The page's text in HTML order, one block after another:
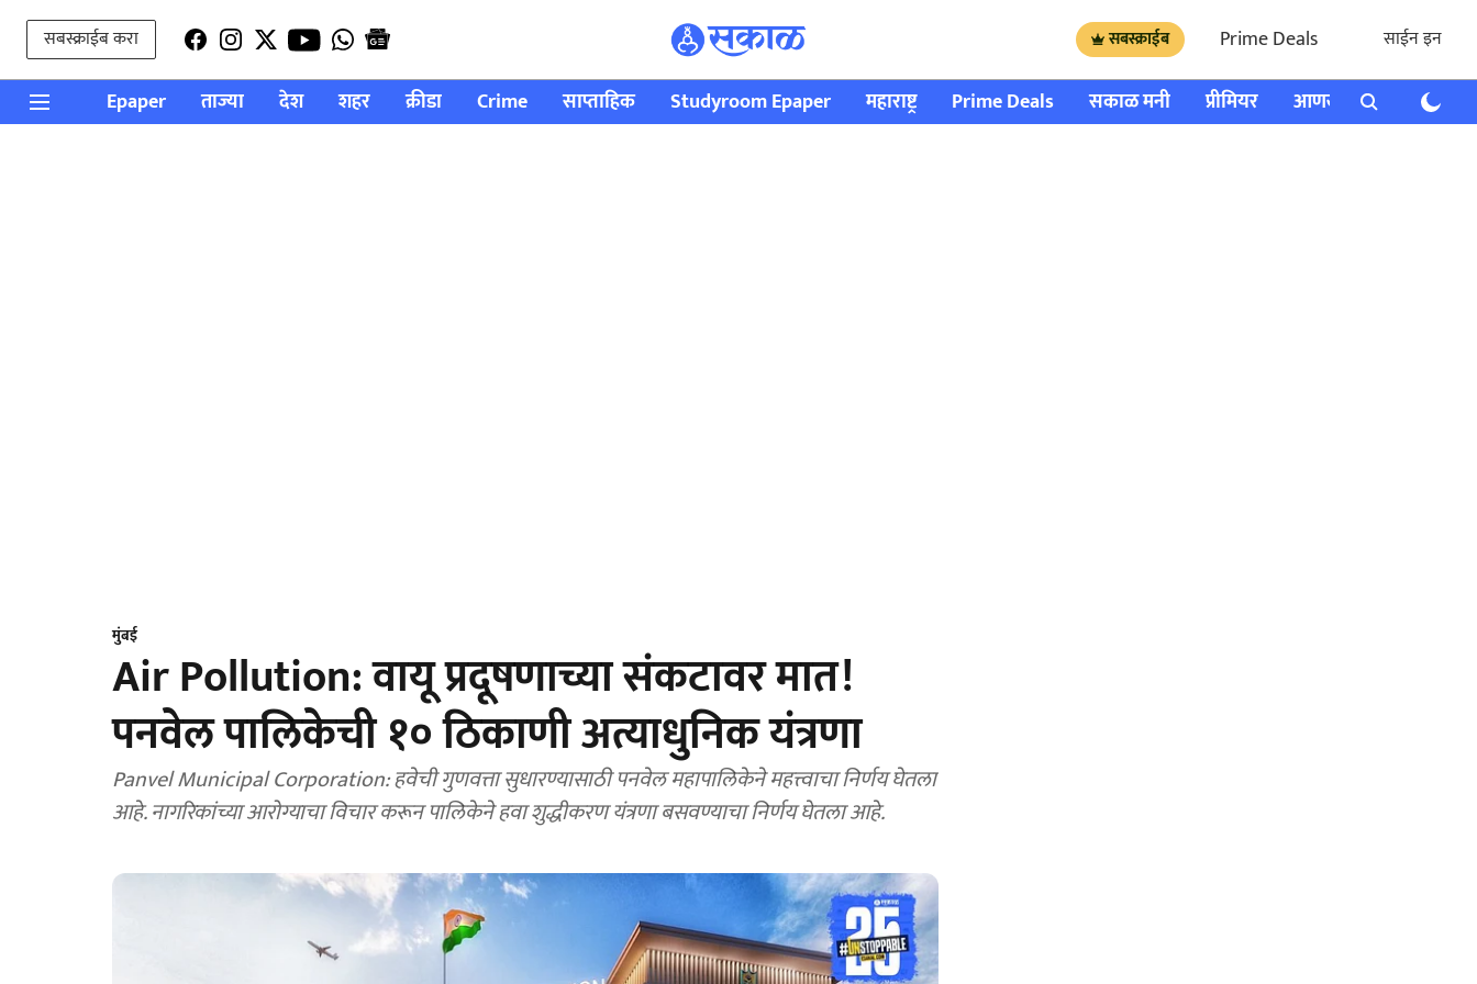
सबस्क्राईब करा सबस्क्राईब Prime Deals साईन इन
Epaper ताज्या देश शहर क्रीडा Crime साप्ताहिक Studyroom Epaper महाराष्ट्र Prime Deals सकाळ मनी प्रीमियर आणखी राशी भविष्य
मुंबई
Air Pollution: वायू प्रदूषणाच्या संकटावर मात!
पनवेल पालिकेची १० ठिकाणी अत्याधुनिक यंत्रणा
Panvel Municipal Corporation: हवेची गुणवत्ता सुधारण्यासाठी पनवेल महापालिकेने महत्त्वाचा निर्णय घेतला
आहे. नागरिकांच्या आरोग्याचा विचार करून पालिकेने हवा शुद्धीकरण यंत्रणा बसवण्याचा निर्णय घेतला आहे.